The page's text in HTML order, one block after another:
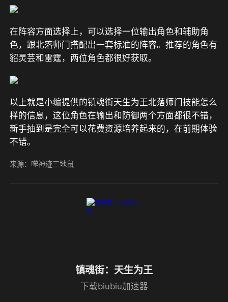
在阵容方面选择上，可以选择一位输出角色和辅助角
色，跟北落师门搭配出一套标准的阵容。推荐的角色有
貂灵芸和雷霆，两位角色都很好获取。
以上就是小编提供的镇魂街天生为王北落师门技能怎么
样的信息，这位角色在输出和防御两个方面都很不错，
新手抽到是完全可以花费资源培养起来的，在前期体验
不错。
来源：噬神迹三地鼠
镇魂街：天生为王
下载biubiu加速器